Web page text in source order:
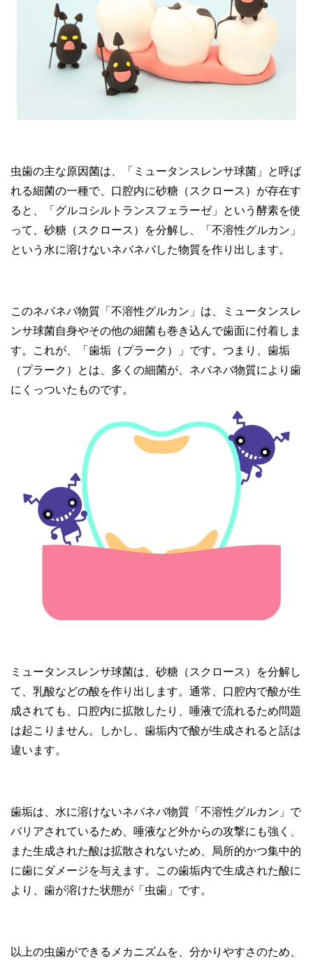
虫歯の主な原因菌は、「ミュータンスレンサ球菌」と呼ば
れる細菌の一種で、口腔内に砂糖（スクロース）が存在す
ると、「グルコシルトランスフェラーゼ」という酵素を使
って、砂糖（スクロース）を分解し、「不溶性グルカン」
という水に溶けないネバネバした物質を作り出します。
このネバネバ物質「不溶性グルカン」は、ミュータンスレ
ンサ球菌自身やその他の細菌も巻き込んで歯面に付着しま
す。これが、「歯垢（プラーク）」です。つまり、歯垢
（プラーク）とは、多くの細菌が、ネバネバ物質により歯
にくっついたものです。
ミュータンスレンサ球菌は、砂糖（スクロース）を分解し
て、乳酸などの酸を作り出します。通常、口腔内で酸が生
成されても、口腔内に拡散したり、唾液で流れるため問題
は起こりません。しかし、歯垢内で酸が生成されると話は
違います。
歯垢は、水に溶けないネバネバ物質「不溶性グルカン」で
バリアされているため、唾液など外からの攻撃にも強く、
また生成された酸は拡散されないため、局所的かつ集中的
に歯にダメージを与えます。この歯垢内で生成された酸に
より、歯が溶けた状態が「虫歯」です。
以上の虫歯ができるメカニズムを、分かりやすさのため、